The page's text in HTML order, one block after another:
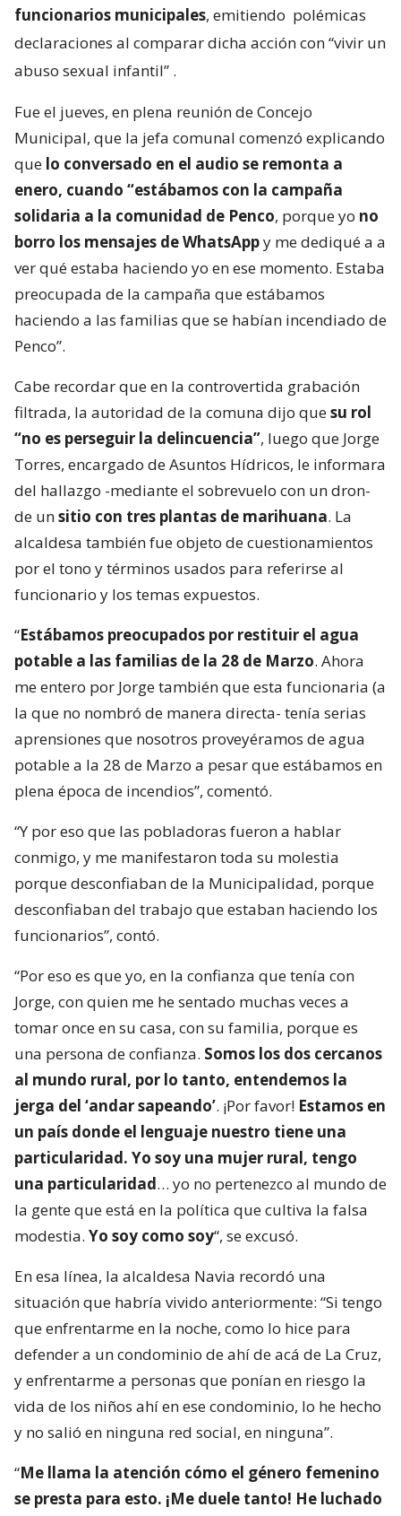
funcionarios municipales, emitiendo polémicas
declaraciones al comparar dicha acción con “vivir un
abuso sexual infantil” .
Fue el jueves, en plena reunión de Concejo
Municipal, que la jefa comunal comenzó explicando
que lo conversado en el audio se remonta a
enero, cuando “estábamos con la campaña
solidaria a la comunidad de Penco, porque yo no
borro los mensajes de WhatsAppy me dediqué a a
ver qué estaba haciendo yo en ese momento. Estaba
preocupada de la campaña que estábamos
haciendo a las familias que se habían incendiado de
Penco”.
Cabe recordar que en la controvertida grabación
filtrada, la autoridad de la comuna dijo quesu rol
“no es perseguir la delincuencia”, luego que Jorge
Torres, encargado de Asuntos Hídricos, le informara
del hallazgo -mediante el sobrevuelo con un dron-
de unsitio con tres plantas de marihuana. La
alcaldesa también fue objeto de cuestionamientos
por el tono y términos usados para referirse al
funcionario y los temas expuestos.
“Estábamos preocupados por restituir el agua
potable a las familias de la 28 de Marzo. Ahora
me entero por Jorge también que esta funcionaria (a
la que no nombró de manera directa- tenía serias
aprensiones que nosotros proveyéramos de agua
potable a la 28 de Marzo a pesar que estábamos en
plena época de incendios”, comentó.
“Y por eso que las pobladoras fueron a hablar
conmigo, y me manifestaron toda su molestia
porque desconfiaban de la Municipalidad, porque
desconfiaban del trabajo que estaban haciendo los
funcionarios”, contó.
“Por eso es que yo, en la confianza que tenía con
Jorge, con quien me he sentado muchas veces a
tomar once en su casa, con su familia, porque es
una persona de confianza. Somos los dos cercanos
al mundo rural, por lo tanto, entendemos la
jerga del ‘andar sapeando’. ¡Por favor! Estamos en
un país donde el lenguaje nuestro tiene una
particularidad. Yo soy una mujer rural, tengo
una particularidad… yo no pertenezco al mundo de
la gente que está en la política que cultiva la falsa
modestia. Yo soy como soy“, se excusó.
En esa línea, la alcaldesa Navia recordó una
situación que habría vivido anteriormente: “Si tengo
que enfrentarme en la noche, como lo hice para
defender a un condominio de ahí de acá de La Cruz,
y enfrentarme a personas que ponían en riesgo la
vida de los niños ahí en ese condominio, lo he hecho
y no salió en ninguna red social, en ninguna”.
“Me llama la atención cómo el género femenino
se presta para esto. ¡Me duele tanto! He luchado